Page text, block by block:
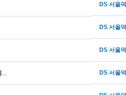
DS 서울
DS 서울
DS 서울
DS 서울